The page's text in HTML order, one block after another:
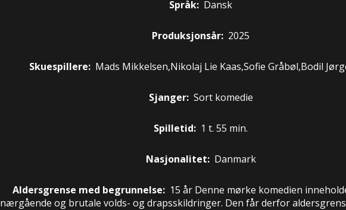
Språk: Dansk
Produksjonsår: 2025
Skuespillere: Mads Mikkelsen,Nikolaj Lie Kaas,Sofie Gråbøl,Bodil
Sjanger: Sort komedie
Spilletid: 1 t. 55 min.
Nasjonalitet: Danmark
Aldersgrense med begrunnelse: 15 år Denne mørke komedien
nærgående og brutale volds- og drapsskildringer. Den får derfor